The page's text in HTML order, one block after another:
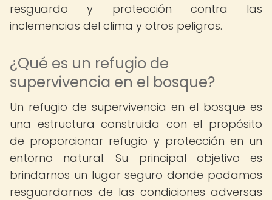
resguardo y protección contra las
inclemencias del clima y otros peligros.
¿Qué es un refugio de
supervivencia en el bosque?
Un refugio de supervivencia en el bosque es
una estructura construida con el propósito
de proporcionar refugio y protección en un
entorno natural. Su principal objetivo es
brindarnos un lugar seguro donde podamos
resguardarnos de las condiciones adversas